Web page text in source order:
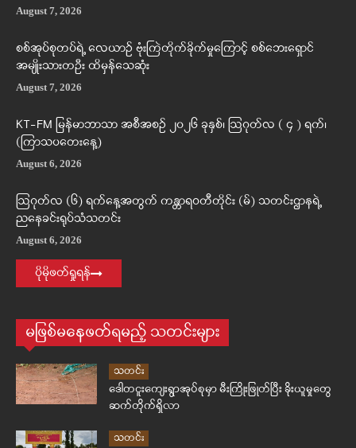
August 7, 2026
စစ်အုပ်စုတပ်ရဲ့ လေယာဉ် ဗုံးကြဲတိုက်ခိုက်မှုကြောင့် စစ်ဘေးရှောင်
အမျိုးသားတဦး ထိမှန်သေဆုံး
August 7, 2026
KT-FM မြန်မာဘာသာ အစီအစဉ် ၂၀၂၆ ခုနှစ်၊ ဩဂုတ်လ ( ၄ ) ရက်၊
(ကြာသပတေးနေ့)
August 6, 2026
ဩဂုတ်လ (၆) ရက်နေ့အတွက် ကန္တာရဝတီတိုင်း (မ်) သတင်းဌာနရဲ့
ညနေခင်းရုပ်သံသတင်း
August 6, 2026
ပိုမိုဖတ်ရှုရန်
မဖြစ်မနေဖတ်ရမည့် သတင်းများ
သတင်း
ဒေါတငူးကျေးရွာအုပ်စုမှာ မီးကြိုးဖြုတ်ပြီး ခိုးယူမှုတွေ
ဆက်တိုက်ရှိလာ
သတင်း